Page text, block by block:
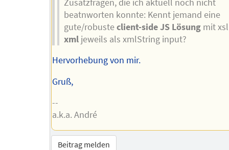
Zusatzfragen, die ich aktuell noch nicht
beatnworten konnte: Kennt jemand eine
gute/robusteclient-side JS Lösung mit
xml jeweils als xmlString input?
Hervorhebung von mir.
Gruß,
--
a.k.a. André
Beitrag melden